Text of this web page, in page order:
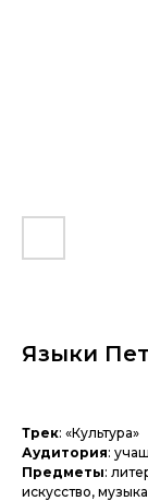
Языки
Трек: «Культура»
Аудитория:
Предметы:
искусство, музыка